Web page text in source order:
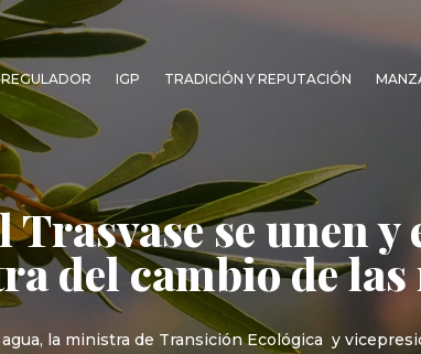
IGP TRADICIÓN Y REPUTACIÓN
se unen y
del cambio de las
la ministra de Transición Ecológica y